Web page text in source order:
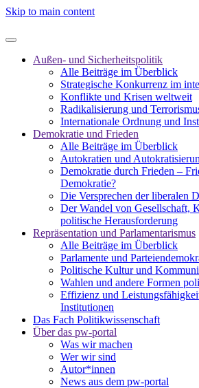
Skip to main content
Außen- und Sicherheitspolitik
Alle Beiträge im Überblick
Strategische Konkurrenz im
Konflikte und Krisen weltweit
Radikalisierung und
Internationale Ordnung und
Demokratie und Frieden
Alle Beiträge im Überblick
Autokratien und
Demokratie durch Frieden –
Demokratie?
Die Versprechen der liberalen
Der Wandel von Gesellschaft,
politische Herausforderung
Repräsentation und Parlamentarismus
Alle Beiträge im Überblick
Parlamente und
Politische Kultur und
Wahlen und andere Formen
Effizienz und
Institutionen
Das Fach Politikwissenschaft
Über das pw-portal
Was wir machen
Wer wir sind
Autor*innen
News aus dem pw-portal